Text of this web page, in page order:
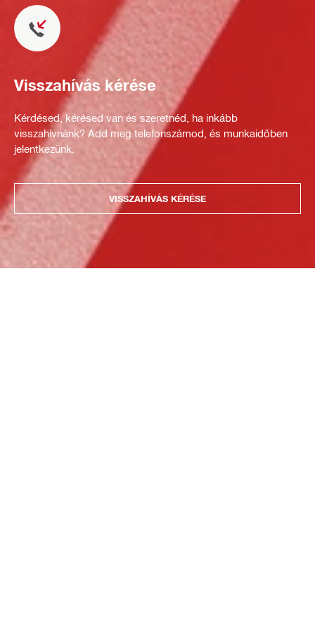
Visszahívás kérése
Kérdésed, kérésed van és szeretnéd, ha inkább
visszahívnánk? Add meg telefonszámod, és munkaidőben
jelentkezünk.
VISSZAHÍVÁS KÉRÉSE